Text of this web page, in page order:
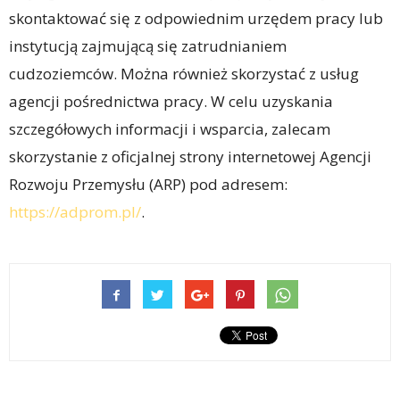
skontaktować się z odpowiednim urzędem pracy lub
instytucją zajmującą się zatrudnianiem
cudzoziemców. Można również skorzystać z usług
agencji pośrednictwa pracy. W celu uzyskania
szczegółowych informacji i wsparcia, zalecam
skorzystanie z oficjalnej strony internetowej Agencji
Rozwoju Przemysłu (ARP) pod adresem:
https://adprom.pl/.